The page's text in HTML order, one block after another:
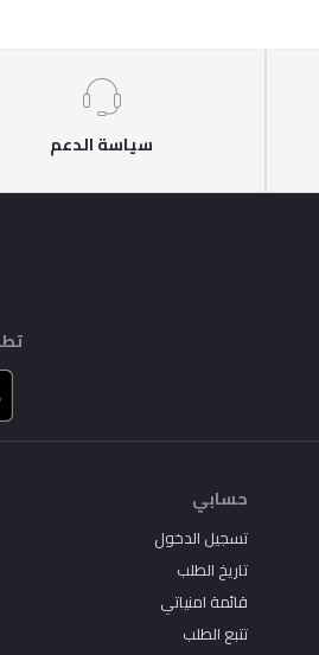
سياسة الدعم
حسابي
تسجيل الدخول
تاريخ الطلب
قائمة امنياتي
تتبع الطلب